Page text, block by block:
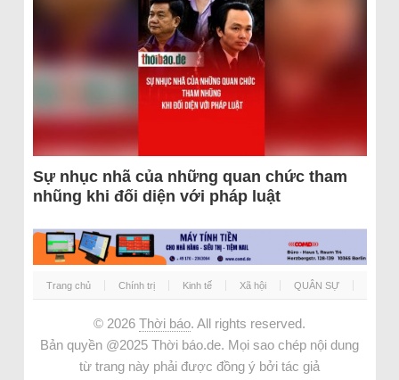
Sự nhục nhã của những quan chức tham
nhũng khi đối diện với pháp luật
Trang chủ Chính trị Kinh tế Xã hội QUÂN SỰ
© 2026 Thời báo. All rights reserved.
Bản quyền @2025 Thời báo.de. Mọi sao chép nội dung
từ trang này phải được đồng ý bởi tác giả